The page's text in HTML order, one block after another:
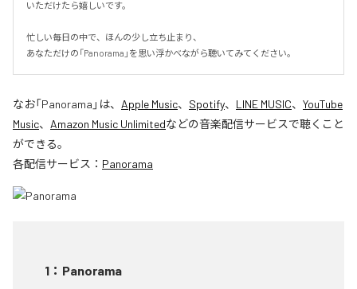
いただけたら嬉しいです。
忙しい毎日の中で、ほんの少し立ち止まり、
あなただけの「Panorama」を思い浮かべながら聴いてみてください。
なお「Panorama 」は、 Apple Music、 Spotify、 LINE MUSIC、 YouTube
Music、 Amazon Music Unlimitedなどの音楽配信サービスで聴くこと
ができる。
各配信サービス： Panorama
1 ： Panorama